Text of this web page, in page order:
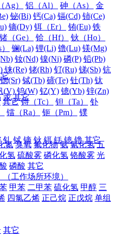
Ag） 铝（Al） 砷（As）
金
铋(Bi) 钙(Ca) 镉(Cd) 铈(Ce)
镝(Dy) 铒（Er） 铕(Eu) 铁
锗（Ge） 铪（Hf）
钬（Ho）
镧(La) 锂(Li) 镥(Lu) 镁(Mg)
钕(Nd) 镍(Ni) 磷(P) 铅(Pb)
铼(Re) 铑(Rh) 钌(Ru) 锑(Sb) 钪
锶(Sr) 铽(Tb) 碲(Te) 钍(Th) 钛
(V) 钨(W) 钇(Y) 镱(Yb) 锌(Zn)
其它 锝（Tc） 钽（Ta）
钋
镭（Ra） 钷（Pm）
镤
氮 臭氧 氟化物 氨 氰化氢 五
氢 硫酸雾 磷化氢 铬酸雾 光
磷酸 其它
工作场所环境）
甲苯 二甲苯 硫化氢 甲醇 三
四氯乙烯 正己烷 正戊烷 单组
其它
汞 其它
钆 铽 镝 钬 铒 铥 镱 镥 其它